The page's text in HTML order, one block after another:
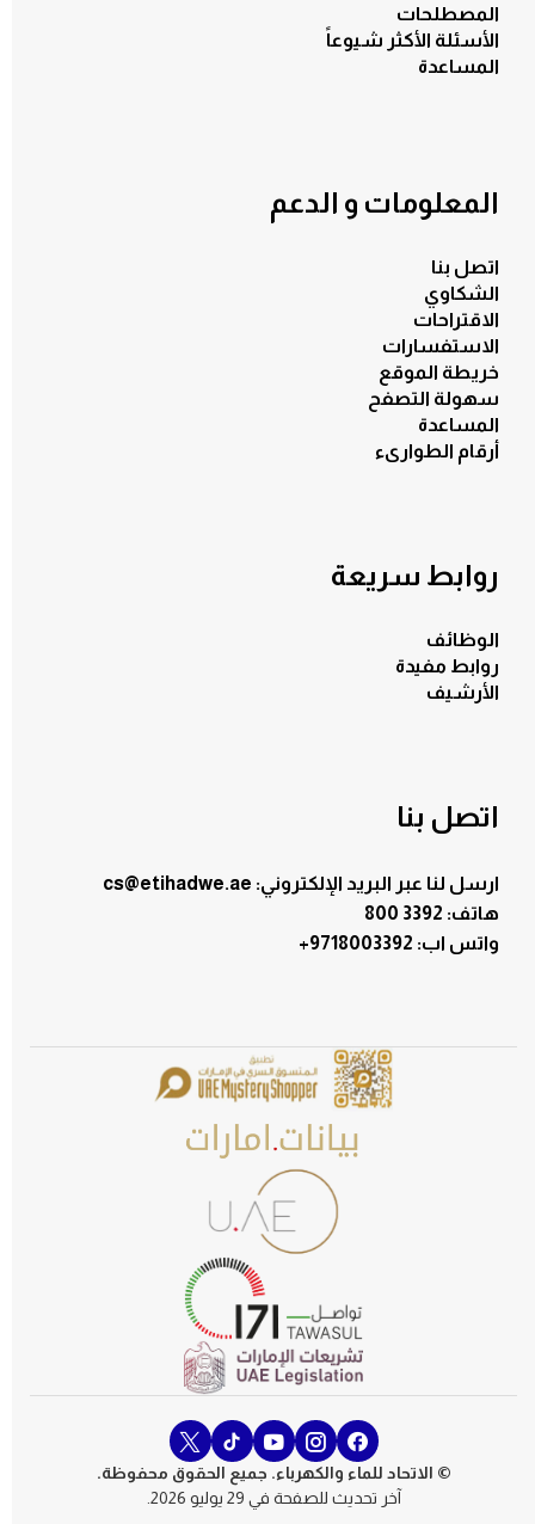
المصطلحات
الأسئلة الأكثر شيوعاً
المساعدة
المعلومات و الدعم
اتصل بنا
الشكاوي
الاقتراحات
الاستفسارات
خريطة الموقع
سهولة التصفح
المساعدة
أرقام الطوارىء
روابط سريعة
الوظائف
روابط مفيدة
الأرشيف
اتصل بنا
ارسل لنا عبر البريد الإلكتروني: cs@etihadwe.ae
هاتف: 3392 800
+9718003392 :واتس اب
© الاتحاد للماء والكهرباء. جميع الحقوق محفوظة.
آخر تحديث للصفحة في 29 يوليو 2026.